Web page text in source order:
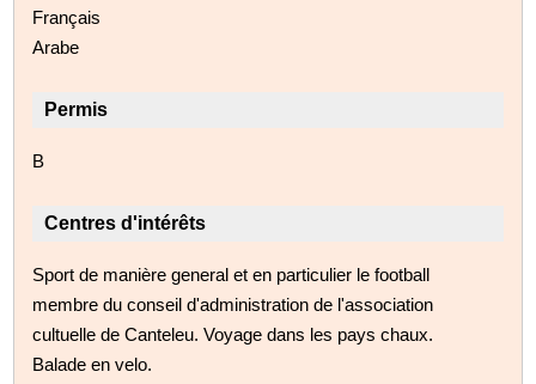
Français
Arabe
Permis
B
Centres d'intérêts
Sport de manière general et en particulier le football
membre du conseil d'administration de l'association
cultuelle de Canteleu. Voyage dans les pays chaux.
Balade en velo.